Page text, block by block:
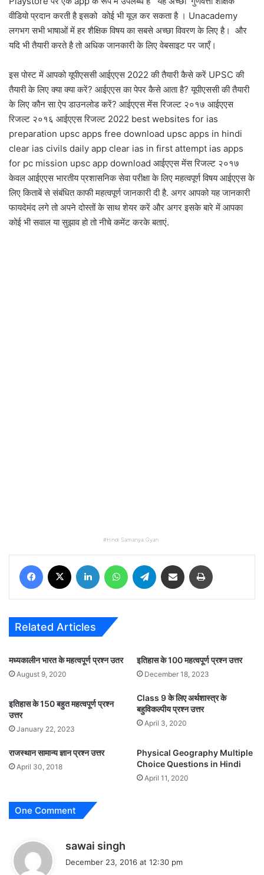
वीडियो प्रदान करती है इसको कोई भी यूज़ कर सकता है । Unacademy
लगभग सभी भाषाओं में हर शैक्षिक विषय का सबसे अच्छा विवरण के लिए है। और
यदि भी तैयारी करते है तो अधिक जानकारी के लिए वेबसाइट पर जाएँ।
इस पोस्ट में आपको यूपीएससी आईएएस 2022 की तैयारी कैसे करें UPSC की
तैयारी के लिए क्या क्या करें? आईएएस का पेपर कैसे आता है? यूपीएससी की तैयारी
के लिए कौन सा ऐप डाउनलोड करें? आईएएस मेंस रिजल्ट २०१७ आईएएस
रिजल्ट २०१६ आईएएस रिजल्ट 2022 best websites for ias
preparation upsc apps free download upsc apps in hindi
clear ias civils daily app clear ias in first attempt ias apps
for pc mission upsc app download आईएएस मेंस रिजल्ट २०१७
केवल आईएएस भारतीय प्रशासनिक सेवा परीक्षा के लिए महत्वपूर्ण विषय आईएएस के
लिए किताबें से संबंधित काफी महत्वपूर्ण जानकारी दी है. अगर आपको यह जानकारी
फायदेमंद लगे तो अपने दोस्तों के साथ शेयर करें और अगर इसके बारे में आपका
कोई भी सवाल या सुझाव हो तो नीचे कमेंट करके बताएं.
Hindi Samanya Gyan
Facebook LinkedIn WhatsAppTelegram Share via Email
Related Articles
मध्यकालीन भारत के महत्वपूर्ण प्रश्न उतर
August 9, 2020
इतिहास के 100 महत्वपूर्ण प्रश्न उत्तर
December 18, 2023
इतिहास के 150 बहुत महत्वपूर्ण प्रश्न
उत्तर
January 22, 2023
Class 9 के लिए अर्थशास्त्र के
बहुविकल्पीय प्रश्न उत्तर
April 3, 2020
राजस्थान सामान्य ज्ञान प्रश्न उत्तर
April 30, 2018
Physical Geography Multiple
Choice Questions in Hindi
April 11, 2020
One Comment
sawai singh
a
December 23, 2016 at 12:30 pm